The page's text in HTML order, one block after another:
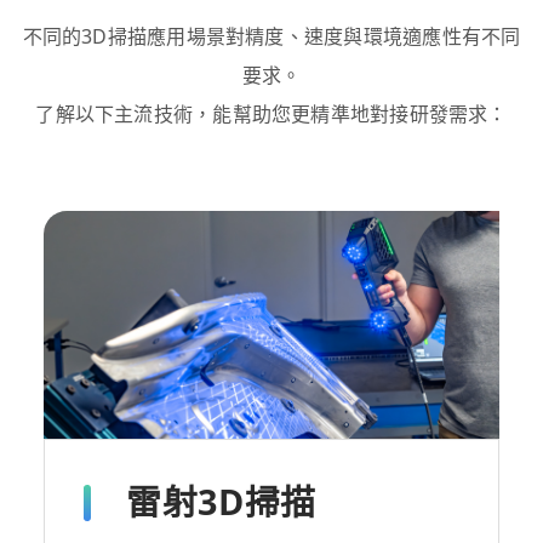
不同的3D掃描應用場景對精度、速度與環境適應性有不同
要求。
了解以下主流技術，能幫助您更精準地對接研發需求：
雷射3D掃描